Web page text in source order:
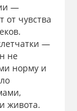
—
от чувства
—
не
норму и
живота.